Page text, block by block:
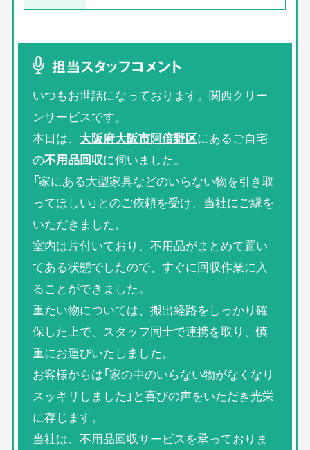
担当スタッフコメント
いつもお世話になっております。関西クリー
ンサービスです。
本日は、 大阪府大阪市阿倍野区にあるご自宅
の不用品回収に伺いました。
「家にある大型家具などのいらない物を引き取
ってほしい」とのご依頼を受け、当社にご縁を
いただきました。
室内は片付いており、不用品がまとめて置い
てある状態でしたので、すぐに回収作業に入
ることができました。
重たい物については、搬出経路をしっかり確
保した上で、スタッフ同士で連携を取り、慎
重にお運びいたしました。
お客様からは「家の中のいらない物がなくなり
スッキリしました」と喜びの声をいただき光栄
に存じます。
当社は、不用品回収サービスを承っておりま